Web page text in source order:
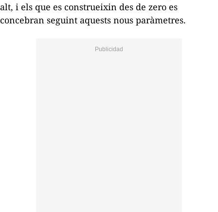
alt, i els que es construeixin des de zero es
concebran seguint aquests nous paràmetres.